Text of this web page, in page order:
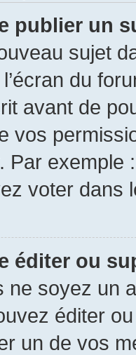
publier un
sujet
du
avant de
vos
Par exemple
voter dans
éditer ou
ne soyez un
éditer
un de vos